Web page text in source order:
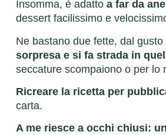
Insomma, è adatto a far da
dessert facilissimo e
Ne bastano due fette, dal
sorpresa e si fa strada in
seccature scompaiono o per lo
Ricreare la ricetta per
carta.
A me riesce a occhi chiusi: